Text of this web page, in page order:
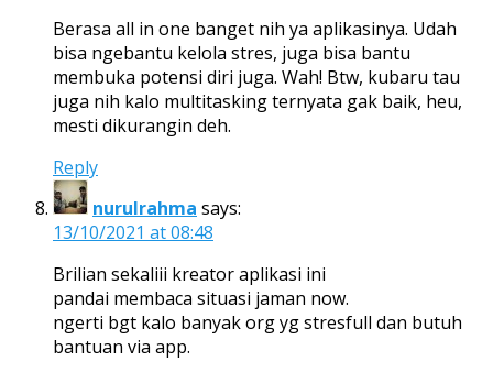
Berasa all in one banget nih ya aplikasinya. Udah
bisa ngebantu kelola stres, juga bisa bantu
membuka potensi diri juga. Wah! Btw, kubaru tau
juga nih kalo multitasking ternyata gak baik, heu,
mesti dikurangin deh.
Reply
nurulrahma says:
13/10/2021 at 08:48
Brilian sekaliii kreator aplikasi ini
pandai membaca situasi jaman now.
ngerti bgt kalo banyak org yg stresfull dan butuh
bantuan via app.